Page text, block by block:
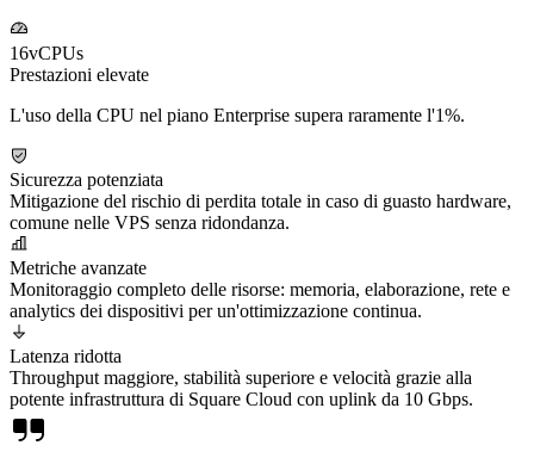
16vCPUs
Prestazioni elevate
L'uso della CPU nel piano Enterprise supera raramente l'1%.
Sicurezza potenziata
Mitigazione del rischio di perdita totale in caso di guasto hardware,
comune nelle VPS senza ridondanza.
Metriche avanzate
Monitoraggio completo delle risorse: memoria, elaborazione, rete e
analytics dei dispositivi per un'ottimizzazione continua.
Latenza ridotta
Throughput maggiore, stabilità superiore e velocità grazie alla
potente infrastruttura di Square Cloud con uplink da 10 Gbps.